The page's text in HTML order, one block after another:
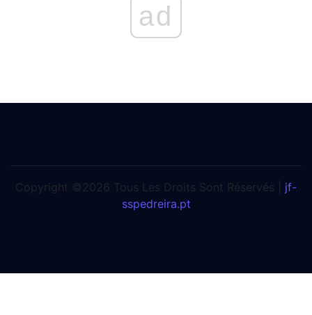
ad
Copyright ©2026 Tous Les Droits Sont Réservés | jf-
sspedreira.pt